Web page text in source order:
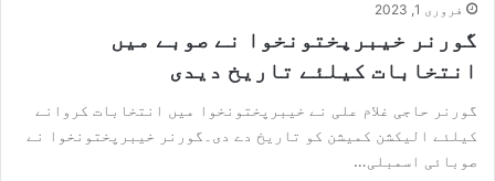
فروری 1, 2023
گورنر خیبرپختونخوا نے صوبے میں
انتخابات کیلئے تاریخ دیدی
گورنر حاجی غلام علی نے خیبرپختونخوا میں انتخابات کروانے
کیلئے الیکشن کمیشن کو تاریخ دے دی۔گورنر خیبرپختونخوا نے
صوبائی اسمبلی…